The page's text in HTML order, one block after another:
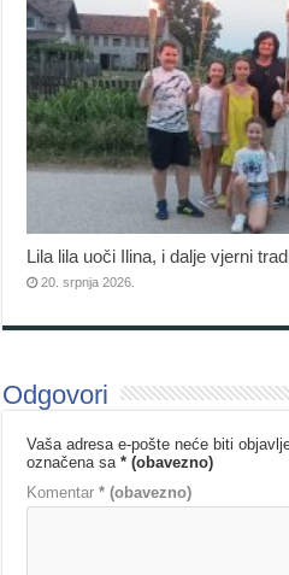
Lila lila uoči Ilina, i dalje vjerni
20. srpnja 2026.
Odgovori
Vaša adresa e-pošte neće biti
označena sa* (obavezno)
Komentar* (obavezno)